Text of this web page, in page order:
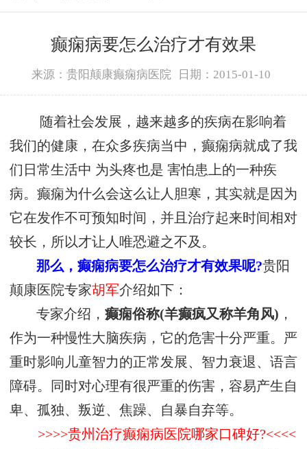
癫痫病要怎么治疗才有效果
来源：贵阳颠康癫痫病医院 日期：2015-01-10
随着社会发展，越来越多的疾病在影响着
我们的健康，在众多疾病当中，癫痫病就成了我
们日常生活中 为头疼也是 害怕患上的一种疾
病。癫痫为什么会这么让人胆寒，其实就是因为
它在发作不可预知时间，并且治疗起来时间相对
较长，所以才让人唯恐避之不及。
那么，癫痫病要怎么治疗才有效果呢?贵阳
颠康医院专家胡军介绍如下：
专家介绍，癫痫俗称(羊癫疯又称羊角风) ，
作为一种慢性大脑疾病，它的危害十分严重。严
重时影响儿童智力的正常发展、智力衰退、语言
障碍。同时对心理有很严重的伤害，容易产生自
卑、孤独、叛逆、焦躁、自暴自弃等。
>>>>贵州治疗癫痫病医院哪家口碑好?<<<<